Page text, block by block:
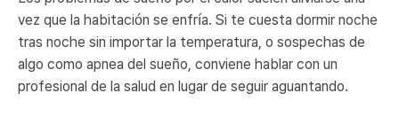
vez que la habitación se enfría. Si te cuesta dormir noche
tras noche sin importar la temperatura, o sospechas de
algo como apnea del sueño, conviene hablar con un
profesional de la salud en lugar de seguir aguantando.